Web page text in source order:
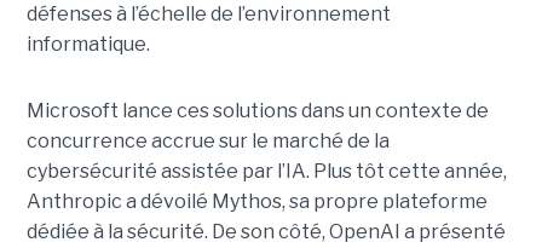
défenses à l’échelle de l’environnement
informatique.
Microsoft lance ces solutions dans un contexte de
concurrence accrue sur le marché de la
cybersécurité assistée par l’IA. Plus tôt cette année,
Anthropic a dévoilé Mythos, sa propre plateforme
dédiée à la sécurité. De son côté, OpenAI a présenté